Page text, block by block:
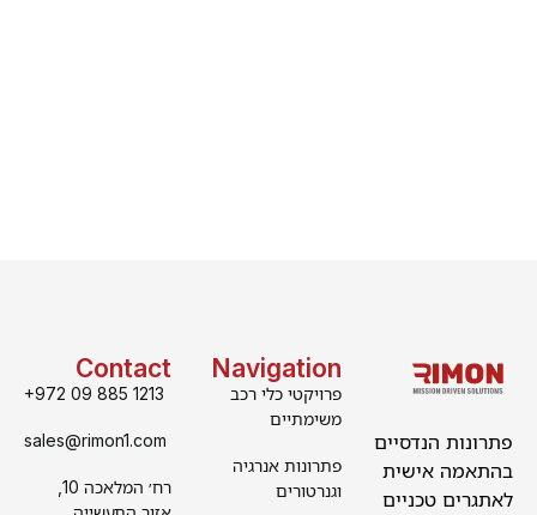
Contact
+972 09 885 1213
sales@rimon1.com
Navigation
פרויקטי כלי רכב
משימתיים
פתרונות אנרגיה
וגנרטורים
פתרונות הנדסיים
בהתאמה אישית
לאתגרים טכניים